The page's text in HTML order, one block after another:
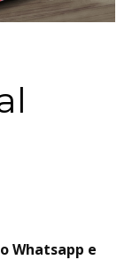
Whatsapp e